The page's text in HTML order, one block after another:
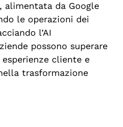
alimentata da Google
le operazioni dei
l’AI
possono superare
cliente e
trasformazione